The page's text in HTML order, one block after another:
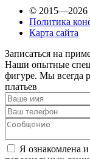
© 2015—2026
Политика
Карта сайта
Записаться на
Наши опытные
фигуре. Мы всегда
платьев
Я ознакомлена